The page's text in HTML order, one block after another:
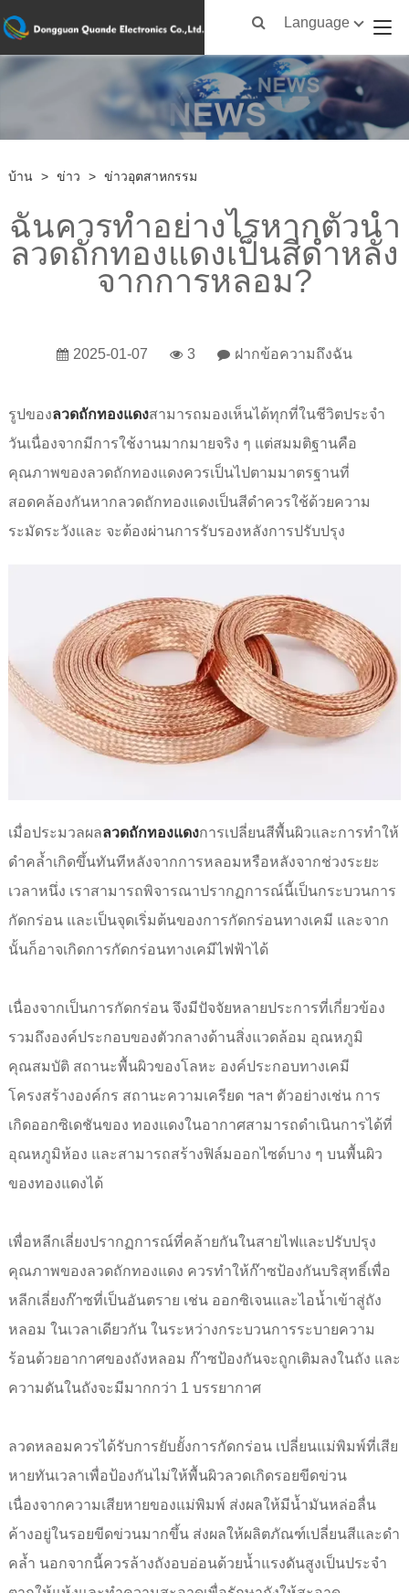
Language
บ้าน > ข่าว > ข่าวอุตสาหกรรม
ฉันควรทำอย่างไรหากตัวนำ
ลวดถักทองแดงเป็นสีดำหลัง
จากการหลอม?
2025-01-07 3 ฝากข้อความถึงฉัน
รูปของลวดถักทองแดงสามารถมองเห็นได้ทุกที่ในชีวิตประจำ
วันเนื่องจากมีการใช้งานมากมายจริง ๆ แต่สมมติฐานคือ
คุณภาพของลวดถักทองแดงควรเป็นไปตามมาตรฐานที่
สอดคล้องกันหากลวดถักทองแดงเป็นสีดำควรใช้ด้วยความ
ระมัดระวังและ จะต้องผ่านการรับรองหลังการปรับปรุง
เมื่อประมวลผลลวดถักทองแดงการเปลี่ยนสีพื้นผิวและการทำให้
ดำคล้ำเกิดขึ้นทันทีหลังจากการหลอมหรือหลังจากช่วงระยะ
เวลาหนึ่ง เราสามารถพิจารณาปรากฏการณ์นี้เป็นกระบวนการ
กัดกร่อน และเป็นจุดเริ่มต้นของการกัดกร่อนทางเคมี และจาก
นั้นก็อาจเกิดการกัดกร่อนทางเคมีไฟฟ้าได้
เนื่องจากเป็นการกัดกร่อน จึงมีปัจจัยหลายประการที่เกี่ยวข้อง
รวมถึงองค์ประกอบของตัวกลางด้านสิ่งแวดล้อม อุณหภูมิ
คุณสมบัติ สถานะพื้นผิวของโลหะ องค์ประกอบทางเคมี
โครงสร้างองค์กร สถานะความเครียด ฯลฯ ตัวอย่างเช่น การ
เกิดออกซิเดชันของ ทองแดงในอากาศสามารถดำเนินการได้ที่
อุณหภูมิห้อง และสามารถสร้างฟิล์มออกไซด์บาง ๆ บนพื้นผิว
ของทองแดงได้
เพื่อหลีกเลี่ยงปรากฏการณ์ที่คล้ายกันในสายไฟและปรับปรุง
คุณภาพของลวดถักทองแดง ควรทำให้ก๊าซป้องกันบริสุทธิ์เพื่อ
หลีกเลี่ยงก๊าซที่เป็นอันตราย เช่น ออกซิเจนและไอน้ำเข้าสู่ถัง
หลอม ในเวลาเดียวกัน ในระหว่างกระบวนการระบายความ
ร้อนด้วยอากาศของถังหลอม ก๊าซป้องกันจะถูกเติมลงในถัง และ
ความดันในถังจะมีมากกว่า 1 บรรยากาศ
ลวดหลอมควรได้รับการยับยั้งการกัดกร่อน เปลี่ยนแม่พิมพ์ที่เสีย
หายทันเวลาเพื่อป้องกันไม่ให้พื้นผิวลวดเกิดรอยขีดข่วน
เนื่องจากความเสียหายของแม่พิมพ์ ส่งผลให้มีน้ำมันหล่อลื่น
ค้างอยู่ในรอยขีดข่วนมากขึ้น ส่งผลให้ผลิตภัณฑ์เปลี่ยนสีและดำ
คล้ำ นอกจากนี้ควรล้างถังอบอ่อนด้วยน้ำแรงดันสูงเป็นประจำ